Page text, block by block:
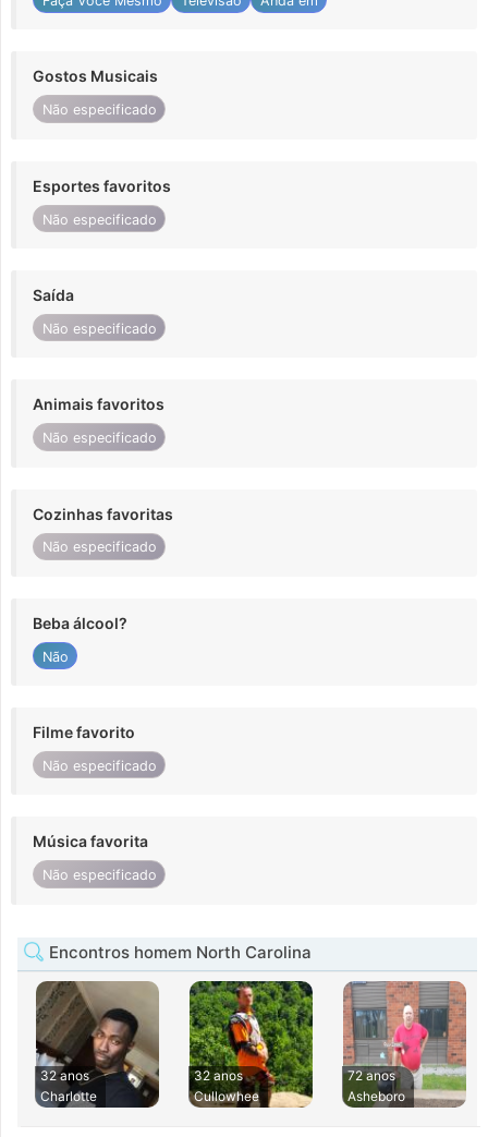
Gostos Musicais
Não especificado
Esportes favoritos
Não especificado
Saída
Não especificado
Animais favoritos
Não especificado
Cozinhas favoritas
Não especificado
Beba álcool?
Não
Filme favorito
Não especificado
Música favorita
Não especificado
Encontros homem North Carolina
32 anos
Charlotte
32 anos
Cullowhee
72 anos
Asheboro